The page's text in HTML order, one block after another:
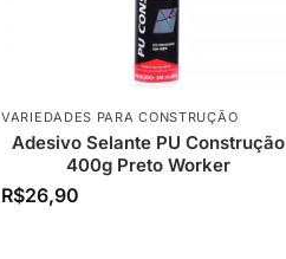
VARIEDADES PARA CONSTRUÇÃO
Adesivo Selante PU Construção
400g Preto Worker
R$26,90